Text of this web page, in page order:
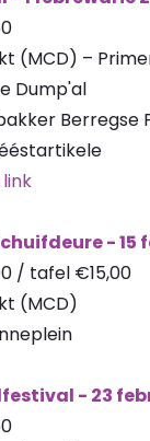
(MCD) –
Dump'al
Berregse
- 15
/ tafel €15,00
(MCD)
- 23